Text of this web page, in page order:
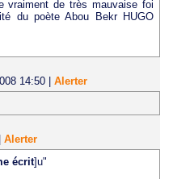
vraiment de très mauvaise foi
du poète Abou Bekr HUGO
14:50 | Alerter
Alerter
écrit]u"